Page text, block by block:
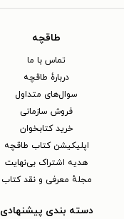
طاقچه
تماس با ما
دربارهٔ طاقچه
سوال‌های متداول
فروش سازمانی
خرید کتابخوان
اپلیکیشن کتاب طاقچه
هدیه اشتراک بی‌نهایت
مجلهٔ معرفی و نقد کتاب
دسته بندی پیشنهادی